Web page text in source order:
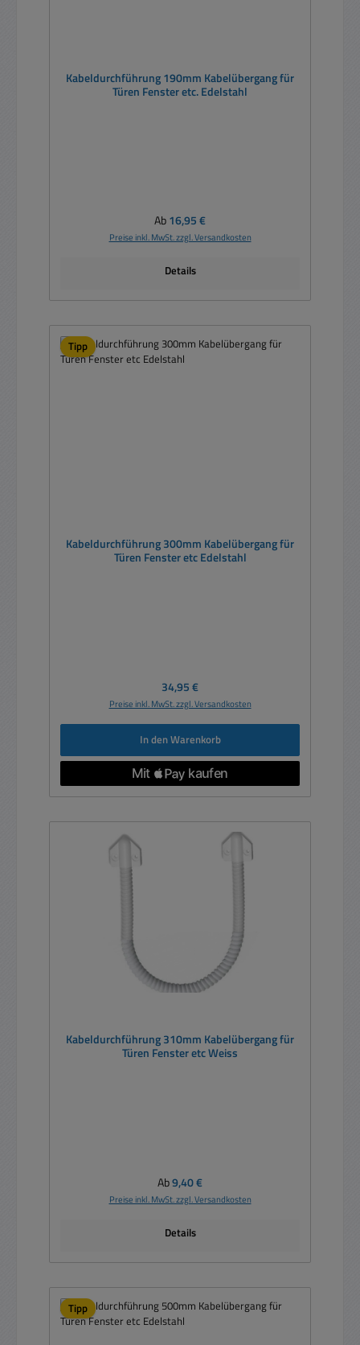
Kabeldurchführung 190mm Kabelübergang für
Türen Fenster etc. Edelstahl
Regulärer Preis:
Ab16,95 €
Preise inkl. MwSt. zzgl. Versandkosten
Details
Tipp
Kabeldurchführung 300mm Kabelübergang für
Türen Fenster etc Edelstahl
Regulärer Preis:
34,95 €
Preise inkl. MwSt. zzgl. Versandkosten
In den Warenkorb
Kabeldurchführung 310mm Kabelübergang für
Türen Fenster etc Weiss
Regulärer Preis:
Ab9,40 €
Preise inkl. MwSt. zzgl. Versandkosten
Details
Tipp